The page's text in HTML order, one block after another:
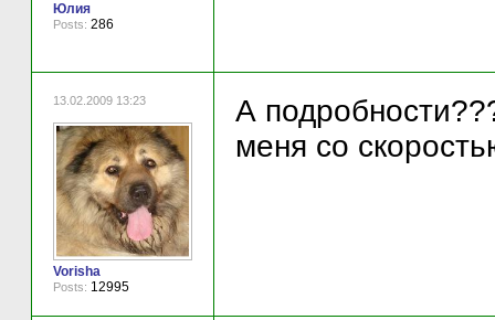
Юлия
Posts: 286
13.02.2009 13:23
Vorisha
Posts: 12995
А
меня со